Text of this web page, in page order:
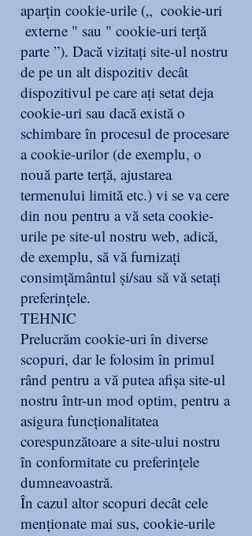
aparțin cookie-urile („ cookie-uri
externe " sau " cookie-uri terță
parte ”). Dacă vizitați site-ul nostru
de pe un alt dispozitiv decât
dispozitivul pe care ați setat deja
cookie-uri sau dacă există o
schimbare în procesul de procesare
a cookie-urilor (de exemplu, o
nouă parte terță, ajustarea
termenului limită etc.) vi se va cere
din nou pentru a vă seta cookie-
urile pe site-ul nostru web, adică,
de exemplu, să vă furnizați
consimțământul și/sau să vă setați
preferințele.
TEHNIC
Prelucrăm cookie-uri în diverse
scopuri, dar le folosim în primul
rând pentru a vă putea afișa site-ul
nostru într-un mod optim, pentru a
asigura funcționalitatea
corespunzătoare a site-ului nostru
în conformitate cu preferințele
dumneavoastră.
În cazul altor scopuri decât cele
menționate mai sus, cookie-urile